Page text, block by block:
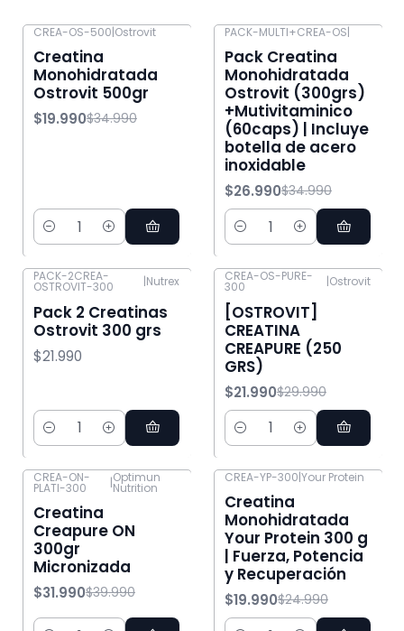
CREA-OS-500|Ostrovit
Creatina
Monohidratada
Ostrovit 500gr
$19.990$34.990
Cantidad
PACK-MULTI+CREA-OS|
Pack Creatina
Monohidratada
Ostrovit (300grs)
+Mutivitaminico
(60caps) | Incluye
botella de acero
inoxidable
$26.990$34.990
Cantidad
PACK-2CREA-
OSTROVIT-300 |Nutrex
Pack 2 Creatinas
Ostrovit 300 grs
$21.990
Cantidad
-27% OFF
CREA-OS-PURE-
300 |Ostrovit
[OSTROVIT]
CREATINA
CREAPURE (250
GRS)
$21.990$29.990
Cantidad
-20% OFF
CREA-ON-
PLATI-300 |Optimun
Nutrition
Creatina
Creapure ON
300gr
Micronizada
$31.990$39.990
CREA-YP-300|Your Protein
Creatina
Monohidratada
Your Protein 300 g
| Fuerza, Potencia
y Recuperación
$19.990$24.990